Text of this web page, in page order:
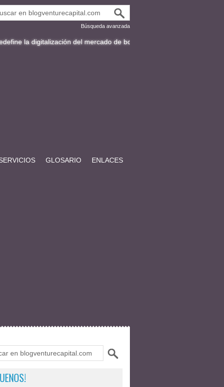
Búsqueda avanzada
del mercado de bonos en Latinoamérica
GLOSARIO ENLACES